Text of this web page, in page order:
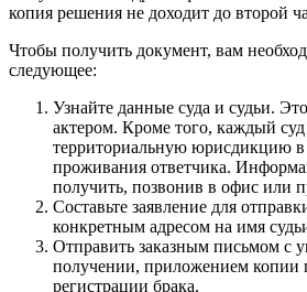
копия решения не доходит до второй
Чтобы получить документ, вам
следующее:
Узнайте данные суда и судьи.
актером. Кроме того, каждый
территориальную юрисдикцию в
проживания ответчика.
получить, позвонив в офис или
Составьте заявление для
конкретным адресом на имя
Отправить заказным письмом с
получении, приложением копии
регистрации брака.